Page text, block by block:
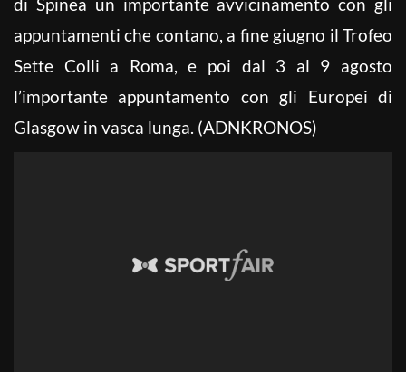
appuntamenti che contano, a fine giugno il Trofeo
Sette Colli a Roma, e poi dal 3 al 9 agosto
l’importante appuntamento con gli Europei di
Glasgow in vasca lunga. (ADNKRONOS)